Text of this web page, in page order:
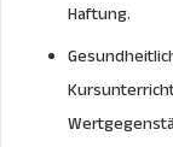
Haftung.